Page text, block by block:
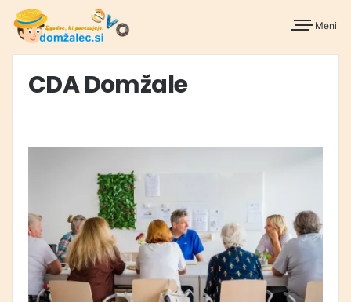
Meni
CDA Domžale